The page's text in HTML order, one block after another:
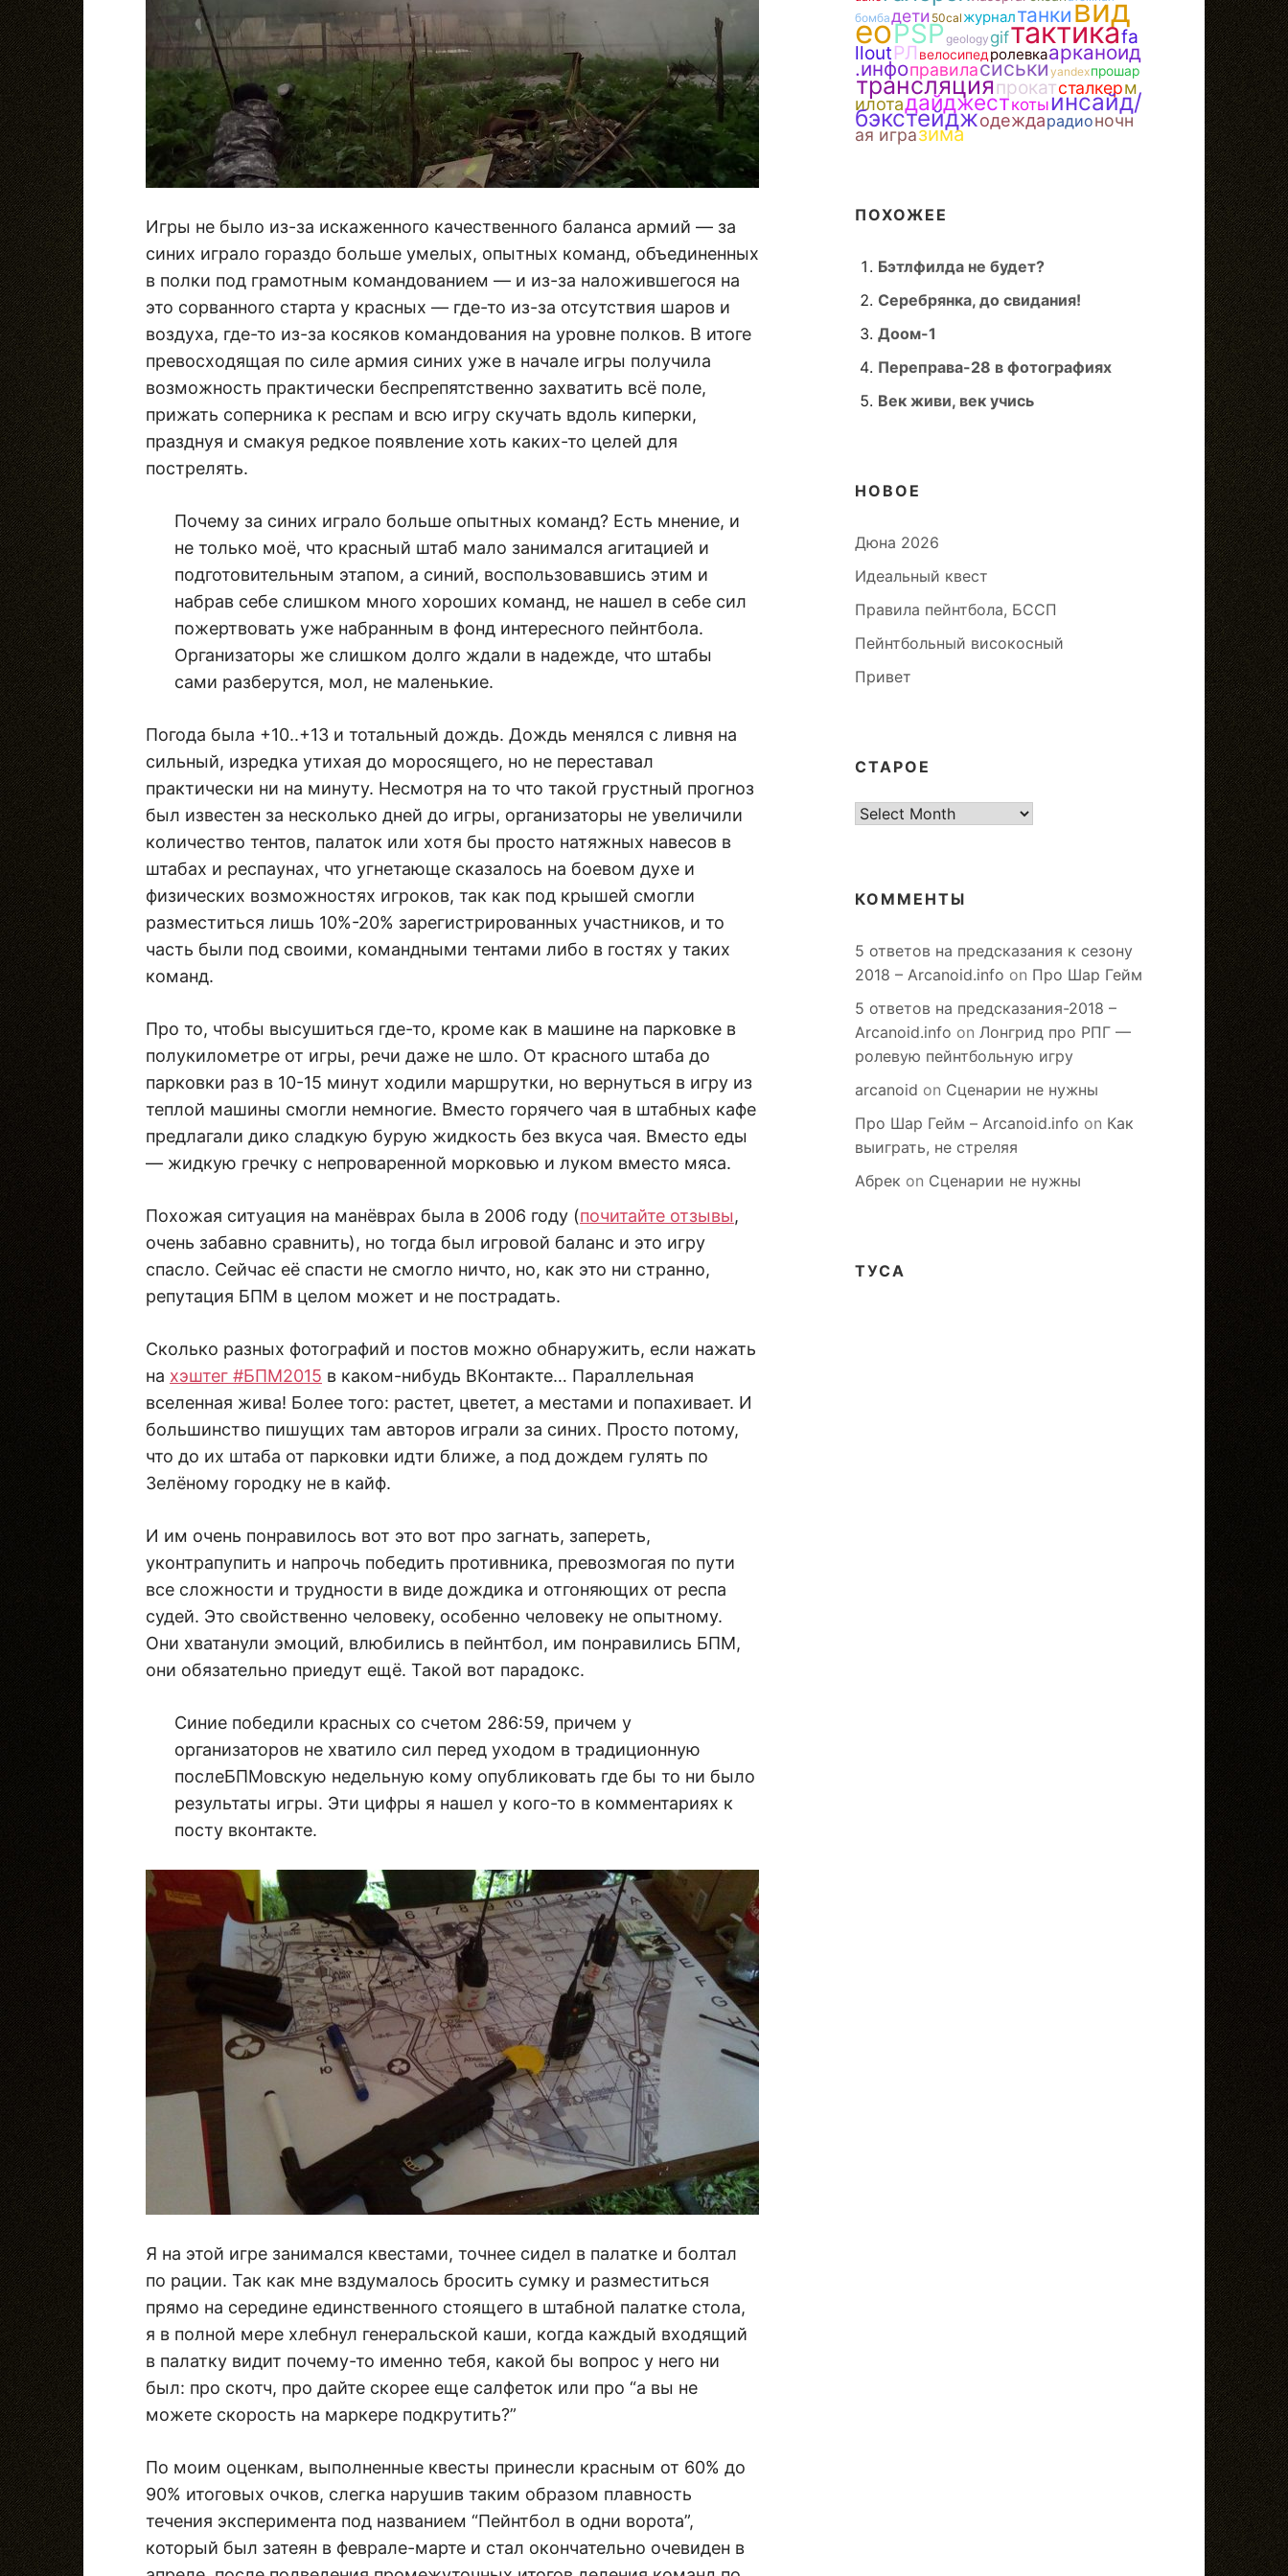
Игры не было из-за искаженного качественного баланса армий — за
синих играло гораздо больше умелых, опытных команд, объединенных
в полки под грамотным командованием — и из-за наложившегося на
это сорванного старта у красных — где-то из-за отсутствия шаров и
воздуха, где-то из-за косяков командования на уровне полков. В итоге
превосходящая по силе армия синих уже в начале игры получила
возможность практически беспрепятственно захватить всё поле,
прижать соперника к респам и всю игру скучать вдоль киперки,
празднуя и смакуя редкое появление хоть каких-то целей для
пострелять.
Почему за синих играло больше опытных команд? Есть мнение, и
не только моё, что красный штаб мало занимался агитацией и
подготовительным этапом, а синий, воспользовавшись этим и
набрав себе слишком много хороших команд, не нашел в себе сил
пожертвовать уже набранным в фонд интересного пейнтбола.
Организаторы же слишком долго ждали в надежде, что штабы
сами разберутся, мол, не маленькие.
Погода была +10..+13 и тотальный дождь. Дождь менялся с ливня на
сильный, изредка утихая до моросящего, но не переставал
практически ни на минуту. Несмотря на то что такой грустный прогноз
был известен за несколько дней до игры, организаторы не увеличили
количество тентов, палаток или хотя бы просто натяжных навесов в
штабах и респаунах, что угнетающе сказалось на боевом духе и
физических возможностях игроков, так как под крышей смогли
разместиться лишь 10%-20% зарегистрированных участников, и то
часть были под своими, командными тентами либо в гостях у таких
команд.
Про то, чтобы высушиться где-то, кроме как в машине на парковке в
полукилометре от игры, речи даже не шло. От красного штаба до
парковки раз в 10-15 минут ходили маршрутки, но вернуться в игру из
теплой машины смогли немногие. Вместо горячего чая в штабных кафе
предлагали дико сладкую бурую жидкость без вкуса чая. Вместо еды
— жидкую гречку с непроваренной морковью и луком вместо мяса.
Похожая ситуация на манёврах была в 2006 году (почитайте отзывы,
очень забавно сравнить), но тогда был игровой баланс и это игру
спасло. Сейчас её спасти не смогло ничто, но, как это ни странно,
репутация БПМ в целом может и не пострадать.
Сколько разных фотографий и постов можно обнаружить, если нажать
на хэштег #БПМ2015 в каком-нибудь ВКонтакте… Параллельная
вселенная жива! Более того: растет, цветет, а местами и попахивает. И
большинство пишущих там авторов играли за синих. Просто потому,
что до их штаба от парковки идти ближе, а под дождем гулять по
Зелёному городку не в кайф.
И им очень понравилось вот это вот про загнать, запереть,
уконтрапупить и напрочь победить противника, превозмогая по пути
все сложности и трудности в виде дождика и отгоняющих от респа
судей. Это свойственно человеку, особенно человеку не опытному.
Они хватанули эмоций, влюбились в пейнтбол, им понравились БПМ,
они обязательно приедут ещё. Такой вот парадокс.
Синие победили красных со счетом 286:59, причем у
организаторов не хватило сил перед уходом в традиционную
послеБПМовскую недельную кому опубликовать где бы то ни было
результаты игры. Эти цифры я нашел у кого-то в комментариях к
посту вконтакте.
Я на этой игре занимался квестами, точнее сидел в палатке и болтал
по рации. Так как мне вздумалось бросить сумку и разместиться
прямо на середине единственного стоящего в штабной палатке стола,
я в полной мере хлебнул генеральской каши, когда каждый входящий
в палатку видит почему-то именно тебя, какой бы вопрос у него ни
был: про скотч, про дайте скорее еще салфеток или про “а вы не
можете скорость на маркере подкрутить?”
По моим оценкам, выполненные квесты принесли красным от 60% до
90% итоговых очков, слегка нарушив таким образом плавность
течения эксперимента под названием “Пейнтбол в одни ворота”,
который был затеян в феврале-марте и стал окончательно очевиден в
бомбадети 50cal журналтанки вид
еоPSP geology gifтактикаfa
lloutРЛ велосипед ролевкаарканоид
.инфоправиласиськи yandexпрошар
трансляцияпрокатсталкерм
илотадайджесткотыинсайд/
бэкстейджодеждарадионочн
ая игразима
ПОХОЖЕЕ
Бэтлфилда не будет?
Серебрянка, до свидания!
Доом-1
Переправа-28 в фотографиях
Век живи, век учись
НОВОЕ
Дюна 2026
Идеальный квест
Правила пейнтбола, БССП
Пейнтбольный високосный
Привет
СТАРОЕ
старое
КОММЕНТЫ
5 ответов на предсказания к сезону
2018 – Arcanoid.info on Про Шар Гейм
5 ответов на предсказания-2018 –
Arcanoid.info on Лонгрид про РПГ —
ролевую пейнтбольную игру
arcanoid on Сценарии не нужны
Про Шар Гейм – Arcanoid.info on Как
выиграть, не стреляя
Абрек on Сценарии не нужны
ТУСА